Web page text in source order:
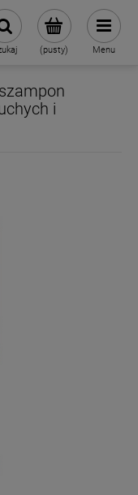
(pusty) Menu
i